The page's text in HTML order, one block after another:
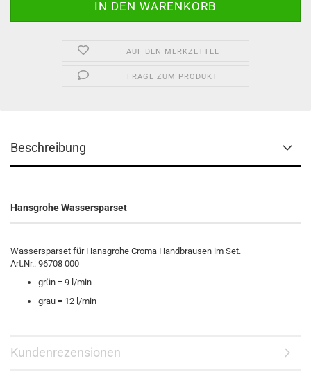
AUF DEN MERKZETTEL
FRAGE ZUM PRODUKT
Beschreibung
Hansgrohe Wassersparset
Wassersparset für Hansgrohe Croma Handbrausen im Set.
Art.Nr.: 96708 000
grün = 9 l/min
grau = 12 l/min
Kundenrezensionen